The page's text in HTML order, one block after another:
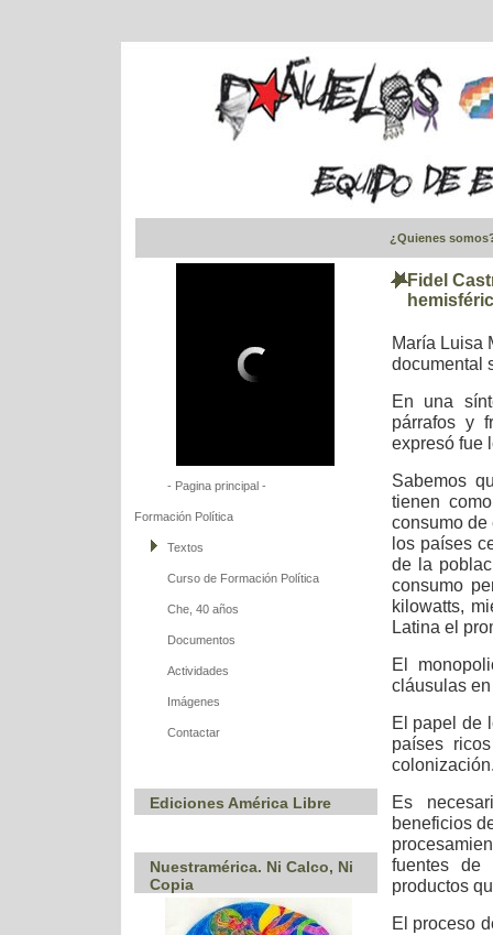
¿Quienes
- Pagina principal -
Formación Política
Textos
Curso de Formación Política
Che, 40 años
Documentos
Actividades
Imágenes
Contactar
Ediciones América Libre
Nuestramérica. Ni Calco, Ni
Copia
Fidel
María Luisa
documental
En una
párrafos y
expresó fue
Sabemos
tienen
consumo
los países
de la
consumo
kilowatts,
Latina el
El
cláusulas
El papel de
países
Es
beneficios
fuentes de
productos
El proceso